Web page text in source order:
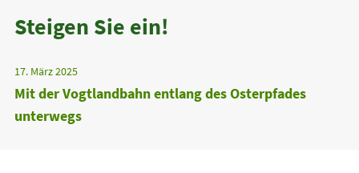
Steigen Sie ein!
17. März 2025
Mit der Vogtlandbahn entlang des Osterpfades
unterwegs